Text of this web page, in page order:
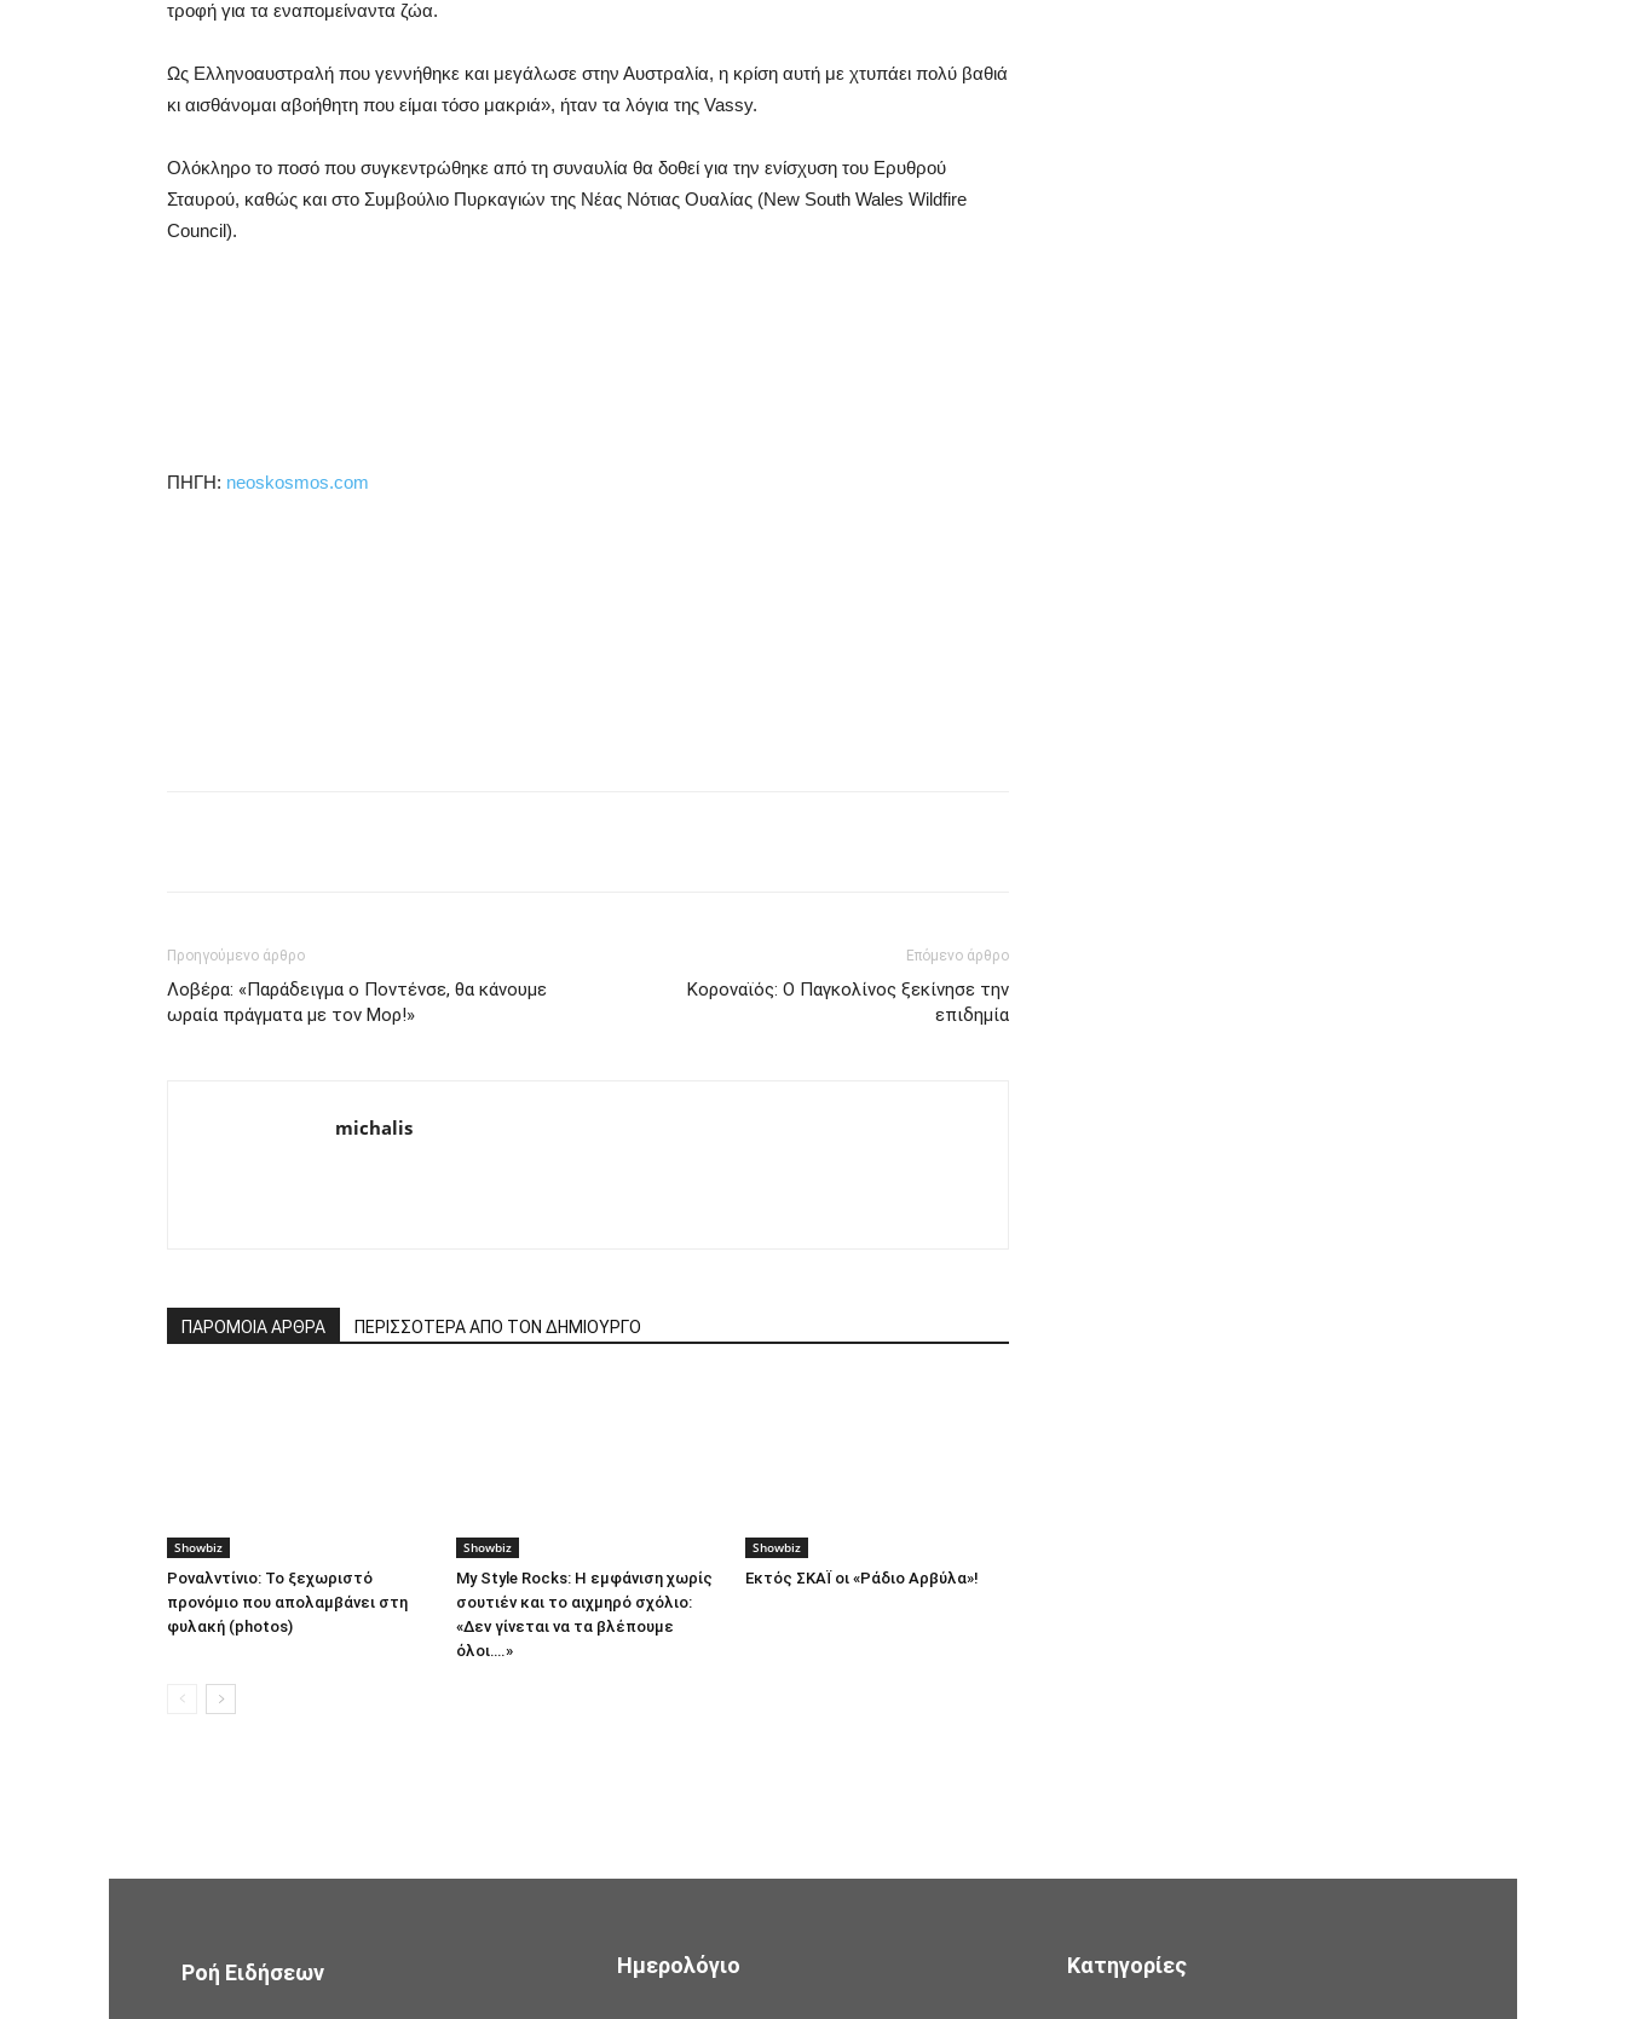
τροφή για τα εναπομείναντα ζώα.
Ως Ελληνοαυστραλή που γεννήθηκε και μεγάλωσε στην Αυστραλία, η κρίση αυτή με χτυπάει πολύ βαθιά
κι αισθάνομαι αβοήθητη που είμαι τόσο μακριά», ήταν τα λόγια της Vassy.
Ολόκληρο το ποσό που συγκεντρώθηκε από τη συναυλία θα δοθεί για την ενίσχυση του Ερυθρού
Σταυρού, καθώς και στο Συμβούλιο Πυρκαγιών της Νέας Νότιας Ουαλίας (New South Wales Wildfire
Council).
ΠΗΓΗ: neoskosmos.com
Προηγούμενο άρθρο
Λοβέρα: «Παράδειγμα ο Ποντένσε, θα κάνουμε
ωραία πράγματα με τον Μορ!»
Επόμενο άρθρο
Κοροναϊός: Ο Παγκολίνος ξεκίνησε την
επιδημία
michalis
ΠΑΡΟΜΟΙΑ ΑΡΘΡΑ ΠΕΡΙΣΣΟΤΕΡΑ ΑΠΟ ΤΟΝ ΔΗΜΙΟΥΡΓΟ
Showbiz
Ροναλντίνιο: Το ξεχωριστό
προνόμιο που απολαμβάνει στη
φυλακή (photos)
Showbiz
My Style Rocks: Η εμφάνιση χωρίς
σουτιέν και το αιχμηρό σχόλιο:
«Δεν γίνεται να τα βλέπουμε
όλοι….»
Showbiz
Εκτός ΣΚΑΪ οι «Ράδιο Αρβύλα»!
Ροή Ειδήσεων Ημερολόγιο Κατηγορίες